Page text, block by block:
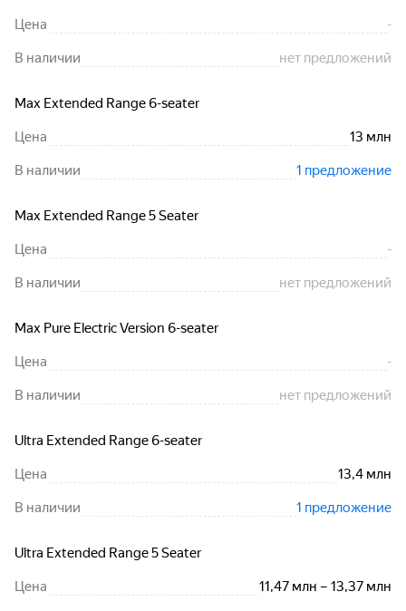
Цена -
В наличии нет предложений
Max Extended Range 6-seater
Цена 13 млн
В наличии 1 предложение
Max Extended Range 5 Seater
Цена -
В наличии нет предложений
Max Pure Electric Version 6-seater
Цена -
В наличии нет предложений
Ultra Extended Range 6-seater
Цена 13,4 млн
В наличии 1 предложение
Ultra Extended Range 5 Seater
Цена 11,47 млн – 13,37 млн